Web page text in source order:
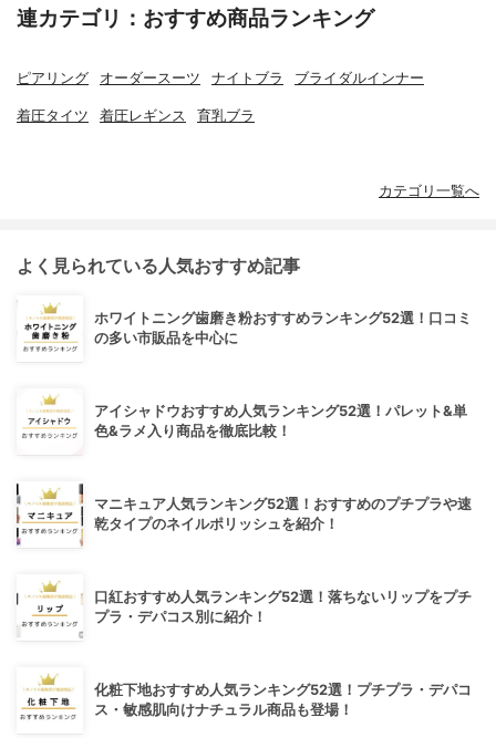
連カテゴリ：おすすめ商品ランキング
ピアリング オーダースーツ ナイトブラ ブライダルインナー
着圧タイツ 着圧レギンス 育乳ブラ
カテゴリ一覧へ
よく見られている人気おすすめ記事
ホワイトニング歯磨き粉おすすめランキング52選！口コミ
の多い市販品を中心に
アイシャドウおすすめ人気ランキング52選！パレット&単
色&ラメ入り商品を徹底比較！
マニキュア人気ランキング52選！おすすめのプチプラや速
乾タイプのネイルポリッシュを紹介！
口紅おすすめ人気ランキング52選！落ちないリップをプチ
プラ・デパコス別に紹介！
化粧下地おすすめ人気ランキング52選！プチプラ・デパコ
ス・敏感肌向けナチュラル商品も登場！